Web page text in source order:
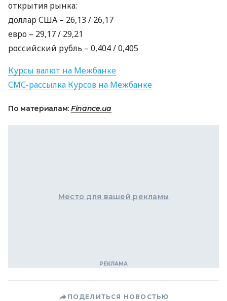
открытия рынка:
долларСША – 26,13 / 26,17
евро – 29,17 / 29,21
российский рубль – 0,404 / 0,405
Курсы валют на Межбанке
СМС-рассылка Курсов на Межбанке
По материалам: Finance.ua
Место для вашей рекламы
ПОДЕЛИТЬСЯ НОВОСТЬЮ